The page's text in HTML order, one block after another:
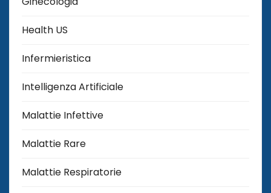
Health US
Infermieristica
Intelligenza Artificiale
Malattie Infettive
Malattie Rare
Malattie Respiratorie